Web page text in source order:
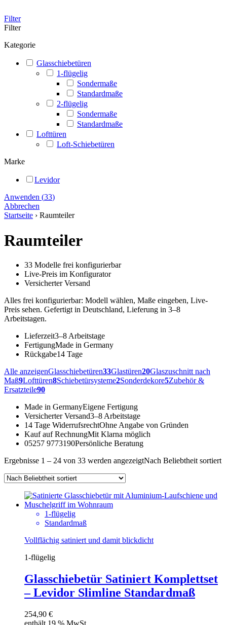
Filter
Filter
Kategorie
Glasschiebetüren
1-flügelig
Sondermaße
Standardmaße
2-flügelig
Sondermaße
Standardmaße
Lofttüren
Loft-Schiebetüren
Marke
Levidor
Anwenden (33)
Abbrechen
Startseite › Raumteiler
Raumteiler
33 Modelle frei konfigurierbar
Live-Preis im Konfigurator
Versicherter Versand
Alles frei konfigurierbar: Modell wählen, Maße eingeben, Live-
Preis sehen. Gefertigt in Deutschland, Lieferung in 3–8
Arbeitstagen.
Lieferzeit3–8 Arbeitstage
FertigungMade in Germany
Rückgabe14 Tage
Alle anzeigenGlasschiebetüren33Glastüren20Glaszuschnitt nach
Maß9Lofttüren8Schiebetürsysteme2Sonderdekore5Zubehör &
Ersatzteile90
Made in GermanyEigene Fertigung
Versicherter Versand3–8 Arbeitstage
14 Tage WiderrufsrechtOhne Angabe von Gründen
Kauf auf RechnungMit Klarna möglich
05257 9773190Persönliche Beratung
Ergebnisse 1 – 24 von 33 werden angezeigtNach Beliebtheit sortiert
1-flügelig
Standardmaß
Vollflächig satiniert und damit blickdicht
1-flügelig
Glasschiebetür Satiniert Komplettset
– Levidor Slimline Standardmaß
254,90 €
enthält 19 % MwSt.